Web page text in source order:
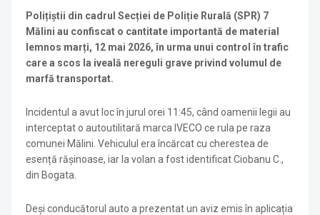
Polițiștii din cadrul Secției de Poliție Rurală (SPR) 7
Mălini au confiscat o cantitate importantă de material
lemnos marți, 12 mai 2026, în urma unui control în trafic
care a scos la iveală nereguli grave privind volumul de
marfă transportat.
Incidentul a avut loc în jurul orei 11:45, când oamenii legii au
interceptat o autoutilitară marca IVECO ce rula pe raza
comunei Mălini. Vehiculul era încărcat cu cherestea de
esență rășinoase, iar la volan a fost identificat Ciobanu C.,
din Bogata.
Deși conducătorul auto a prezentat un aviz emis în aplicația